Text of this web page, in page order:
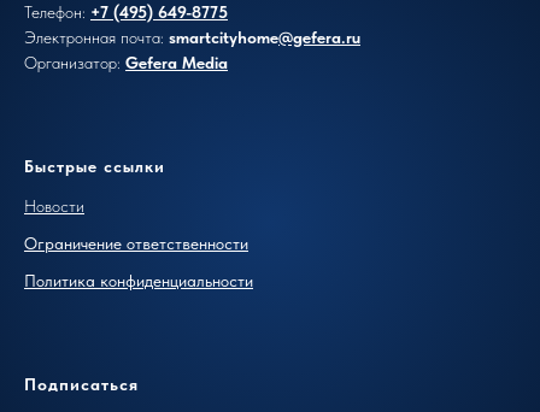
Телефон: +7 (495) 649-8775
Электронная почта: smartcityhome@gefera.ru
Организатор: Gefera Media
Быстрые ссылки
Новости
Ограничение ответственности
Политика конфиденциальности
Подписаться